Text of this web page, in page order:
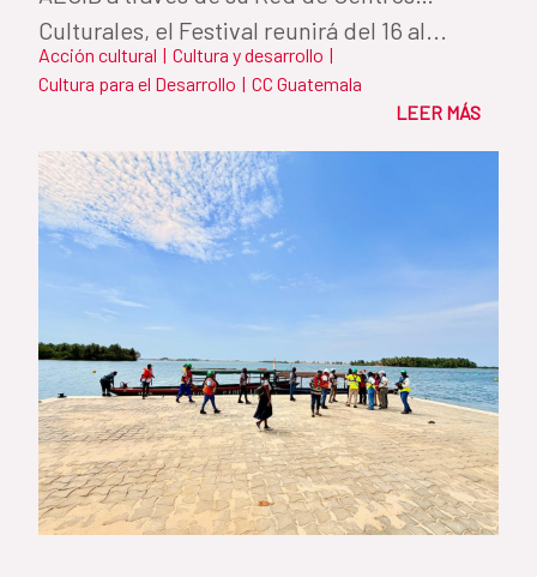
Culturales, el Festival reunirá del 16 al...
Acción cultural | Cultura y desarrollo |
Cultura para el Desarrollo | CC Guatemala
LEER MÁS